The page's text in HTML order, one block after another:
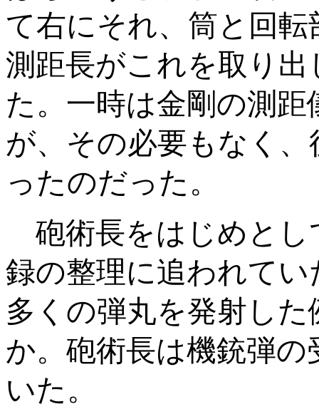
て右にそれ、筒と回転
測距長がこれを取り
た。一時は金剛の測
が、その必要もなく、
ったのだった。
砲術長をはじめとし
録の整理に追われて
多くの弾丸を発射し
か。砲術長は機銃弾
いた。